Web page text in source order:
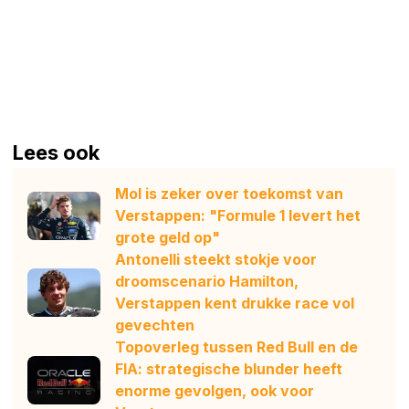
Lees ook
Mol is zeker over toekomst van
Verstappen: "Formule 1 levert het
grote geld op"
Antonelli steekt stokje voor
droomscenario Hamilton,
Verstappen kent drukke race vol
gevechten
Topoverleg tussen Red Bull en de
FIA: strategische blunder heeft
enorme gevolgen, ook voor